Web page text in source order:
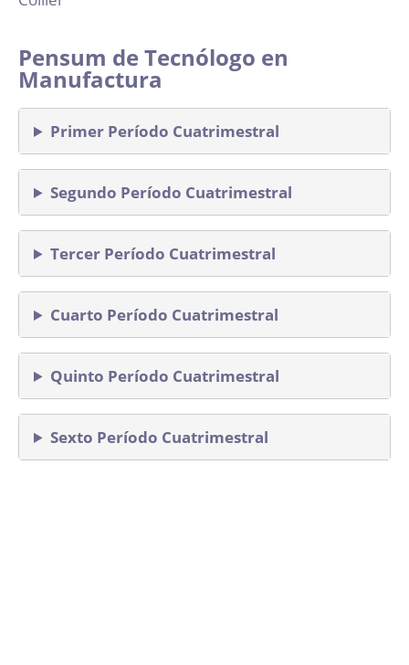
Pensum de Tecnólogo en
Manufactura
Primer Período Cuatrimestral
Segundo Período Cuatrimestral
Tercer Período Cuatrimestral
Cuarto Período Cuatrimestral
Quinto Período Cuatrimestral
Sexto Período Cuatrimestral